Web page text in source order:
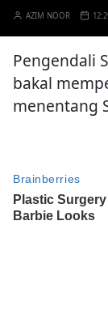
AZIM NOOR
Pengendali
bakal
menentang